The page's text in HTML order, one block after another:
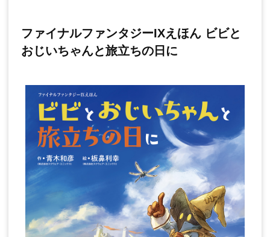
ファイナルファンタジーIXえほん ビビと
おじいちゃんと旅立ちの日に